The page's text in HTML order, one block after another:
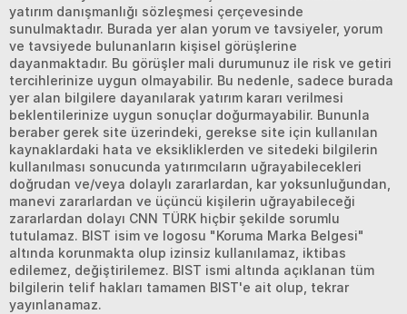
yatırım danışmanlığı sözleşmesi çerçevesinde
sunulmaktadır. Burada yer alan yorum ve tavsiyeler, yorum
ve tavsiyede bulunanların kişisel görüşlerine
dayanmaktadır. Bu görüşler mali durumunuz ile risk ve getiri
tercihlerinize uygun olmayabilir. Bu nedenle, sadece burada
yer alan bilgilere dayanılarak yatırım kararı verilmesi
beklentilerinize uygun sonuçlar doğurmayabilir. Bununla
beraber gerek site üzerindeki, gerekse site için kullanılan
kaynaklardaki hata ve eksikliklerden ve sitedeki bilgilerin
kullanılması sonucunda yatırımcıların uğrayabilecekleri
doğrudan ve/veya dolaylı zararlardan, kar yoksunluğundan,
manevi zararlardan ve üçüncü kişilerin uğrayabileceği
zararlardan dolayı CNN TÜRK hiçbir şekilde sorumlu
tutulamaz. BIST isim ve logosu "Koruma Marka Belgesi"
altında korunmakta olup izinsiz kullanılamaz, iktibas
edilemez, değiştirilemez. BIST ismi altında açıklanan tüm
bilgilerin telif hakları tamamen BIST'e ait olup, tekrar
yayınlanamaz.